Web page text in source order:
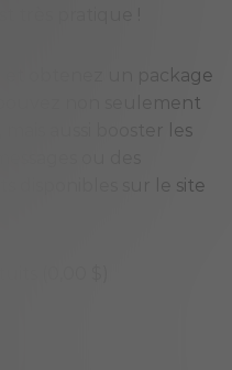
très pratique !
et obtenez un package
non seulement
aussi booster les
ou des
disponibles sur le site
(0,00 $)